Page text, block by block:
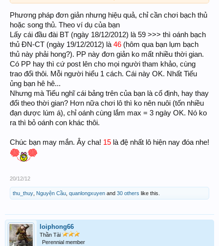
bd,nếu ra rồi thì bỏ làm con số khác.phương pháp rất đơn giảng lấy hai số giải tám
của đài bến tre.
bây giờ tôi đưa lên 100 con số chỉ giành cho đn-ct,trước
00 nó sẻ về 99,59
01 nó sẻ về 99
59-46
...............
99-15
100 con số này chỉ giành cho đồng nai +cần thơ trước
nếu mà ace thấy hợp lý,sao này tôi sẻ post 100 số nửa giành cho đài khác...
thôi tôi post số cho ngày mai luôn.
TN-AG
15
Phương pháp đơn giản nhưng hiệu quả, chỉ cần chơi bạch thủ
hoặc song thủ. Theo ví dụ của bạn
Lấy cái đầu đài BT (ngày 18/12/2012) là 59 >>> thì oánh bạch
thủ ĐN-CT (ngày 19/12/2012) là46 (hôm qua bạn lụm bạch
thủ này phải hong?). PP này đơn giản ko mất nhiều thời gian.
Có PP hay thì cứ post lên cho mọi người tham khảo, cùng
trao đổi thôi. Mỗi người hiểu 1 cách. Cái này OK. Nhất Tiếu
ủng bạn hê hê...
Nhưng mà Tiếu nghĩ cái bảng trên của bạn là cố định, hay thay
đổi theo thời gian? Hơn nữa chơi lô thì ko nên nuôi (tốn nhiều
đạn dược lúm á), chỉ oánh cùng lắm max = 3 ngày OK. Nó ko
ra thì bỏ oánh con khác thôi.
Chúc bạn may mắn. Ây cha! 15 là đệ nhất lô hiện nay đóa nhe!
20/12/12
thu_thuy Nguyện Cầu quanlongxuyen and 30 others like this.
loiphong66
Thần Tài
Perennial member